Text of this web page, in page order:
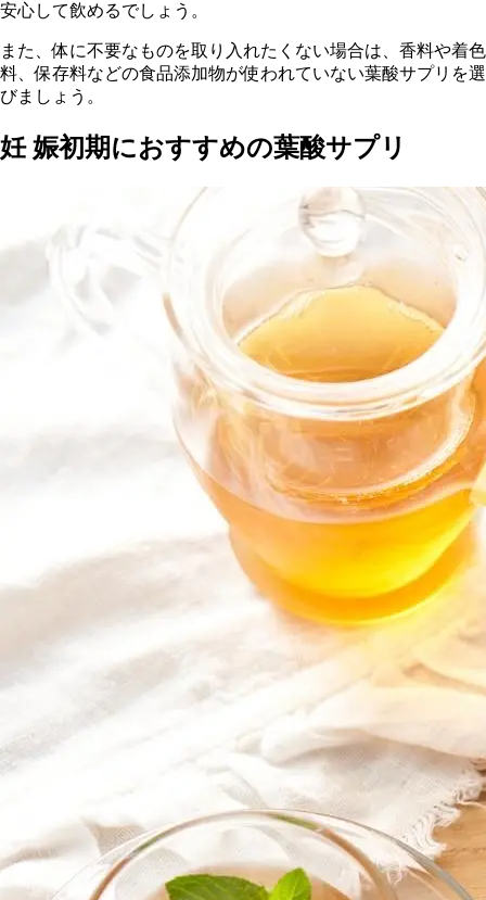
安心して飲めるでしょう。
また、体に不要なものを取り入れたくない場合は、香料や着色
料、保存料などの食品添加物が使われていない葉酸サプリを選
びましょう。
妊 娠初期におすすめの葉酸サプリ